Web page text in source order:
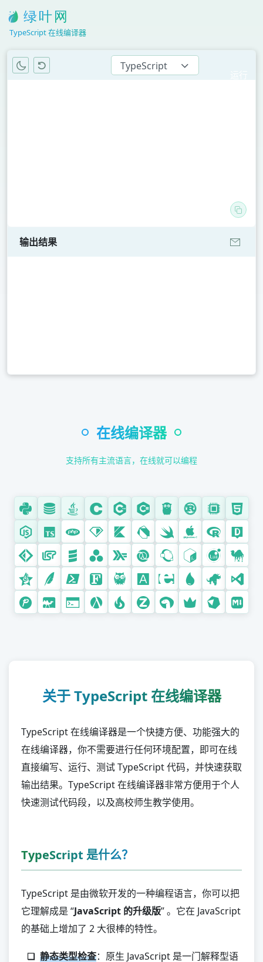
TypeScript 在线编译器
TypeScript
Kotlin
Swift
数据科学
R
D
F#
Lisp
Scala
Julia
脚本语言
Lua
Perl
Groovy
Tcl
PowerShell
Prolog
Erlang
Elixir
COBOL
教育教学
输出结果
在线编译器
支持所有主流语言，在线就可以编程
关于 TypeScript 在线编译器
TypeScript 在线编译器是一个快捷方便、功能强大的
在线编译器，你不需要进行任何环境配置，即可在线
直接编写、运行、测试 TypeScript 代码，并快速获取
输出结果。TypeScript 在线编译器非常方便用于个人
快速测试代码段，以及高校师生教学使用。
TypeScript 是什么？
TypeScript 是由微软开发的一种编程语言，你可以把
它理解成是 “JavaScript 的升级版” 。它在 JavaScript
的基础上增加了 2 大很棒的特性。
静态类型检查：原生 JavaScript 是一门解释型语